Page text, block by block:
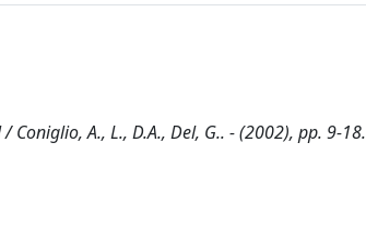
/ Coniglio, A., L., D.A., Del, G.. - (2002), pp. 9-18.